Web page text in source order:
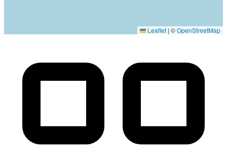
Leaflet | ©OpenStreetMap